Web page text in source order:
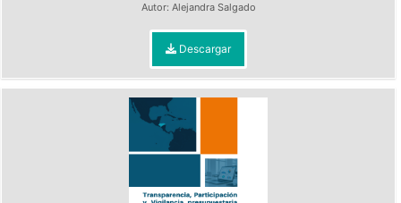
Autor: Alejandra Salgado
Descargar